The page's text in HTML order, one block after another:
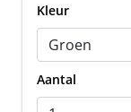
Kleur
Aantal